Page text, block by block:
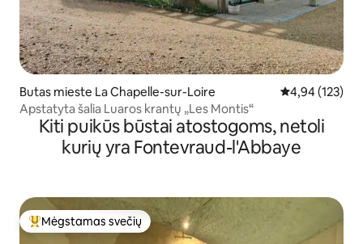
Butas mieste La Chapelle-sur-Loire Vidutinis
4,94 (123)
Apstatyta šalia Luaros krantų „Les Montis“
Kiti puikūs būstai atostogoms, netoli
kurių yra Fontevraud-l'Abbaye
Svečių mėgstamiausias
Mėgstamas svečių